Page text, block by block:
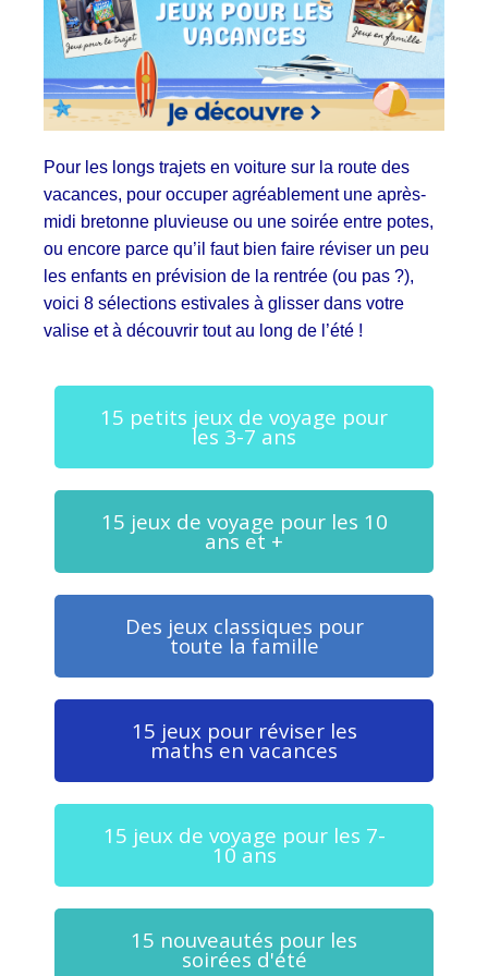
Pour les longs trajets en voiture sur la route des
vacances, pour occuper agréablement une après-
midi bretonne pluvieuse ou une soirée entre potes,
ou encore parce qu’il faut bien faire réviser un peu
les enfants en prévision de la rentrée (ou pas ?),
voici 8 sélections estivales à glisser dans votre
valise et à découvrir tout au long de l’été !
15 petits jeux de voyage pour
les 3-7 ans
15 jeux de voyage pour les 10
ans et +
Des jeux classiques pour
toute la famille
15 jeux pour réviser les
maths en vacances
15 jeux de voyage pour les 7-
10 ans
15 nouveautés pour les
soirées d'été